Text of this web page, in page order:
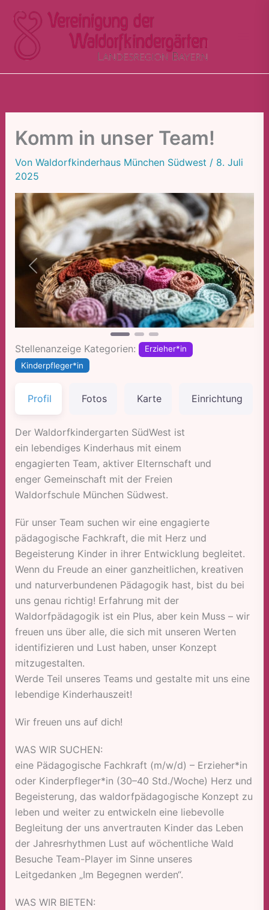
Inhalt
springen
Komm in unser Team!
Von Waldorfkinderhaus München Südwest / 8. Juli
2025
Vorheriges
Stellenanzeige Kategorien:
Erzieher*in
Kinderpfleger*in
Profil Fotos Karte Einrichtung
Der Waldorfkindergarten SüdWest ist
ein lebendiges Kinderhaus mit einem
engagierten Team, aktiver Elternschaft und
enger Gemeinschaft mit der Freien
Waldorfschule München Südwest.
Für unser Team suchen wir eine engagierte
pädagogische Fachkraft, die mit Herz und
Begeisterung Kinder in ihrer Entwicklung begleitet.
Wenn du Freude an einer ganzheitlichen, kreativen
und naturverbundenen Pädagogik hast, bist du bei
uns genau richtig! Erfahrung mit der
Waldorfpädagogik ist ein Plus, aber kein Muss – wir
freuen uns über alle, die sich mit unseren Werten
identifizieren und Lust haben, unser Konzept
mitzugestalten.
Werde Teil unseres Teams und gestalte mit uns eine
lebendige Kinderhauszeit!
Wir freuen uns auf dich!
WAS WIR SUCHEN:
eine Pädagogische Fachkraft (m/w/d) – Erzieher*in
oder Kinderpfleger*in (30–40 Std./Woche) Herz und
Begeisterung, das waldorfpädagogische Konzept zu
leben und weiter zu entwickeln eine liebevolle
Begleitung der uns anvertrauten Kinder das Leben
der Jahresrhythmen Lust auf wöchentliche Wald
Besuche Team-Player im Sinne unseres
Leitgedanken „Im Begegnen werden“.
WAS WIR BIETEN: